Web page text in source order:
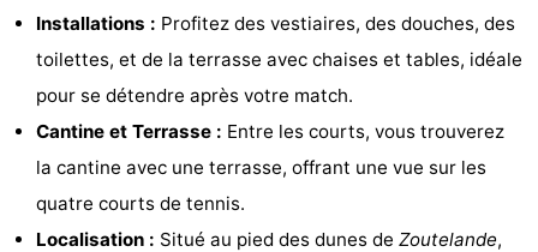
Kustlicht
Meerpaal
Strandcamping
Valkenisse
Zee,
Bos
Hôtels
Last
Installations : Profitez des vestiaires, des douches, des
toilettes, et de la terrasse avec chaises et tables, idéale
pour se détendre après votre match.
Cantine et Terrasse : Entre les courts, vous trouverez
la cantine avec une terrasse, offrant une vue sur les
quatre courts de tennis.
Localisation : Situé au pied des dunes de Zoutelande,